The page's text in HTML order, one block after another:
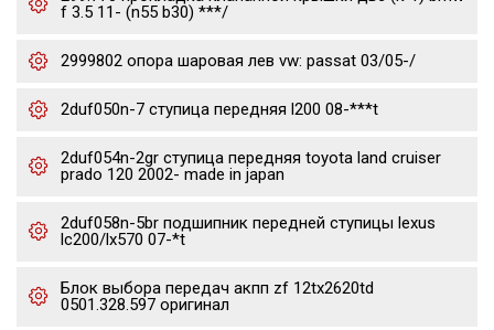
f 3.5 11- (n55 b30) ***/
2999802 опора шаровая лев vw: passat 03/05-/
2duf050n-7 ступица передняя l200 08-***t
2duf054n-2gr ступица передняя toyota land cruiser
prado 120 2002- made in japan
2duf058n-5br подшипник передней ступицы lexus
lc200/lx570 07-*t
Блок выбора передач акпп zf 12tx2620td
0501.328.597 оригинал